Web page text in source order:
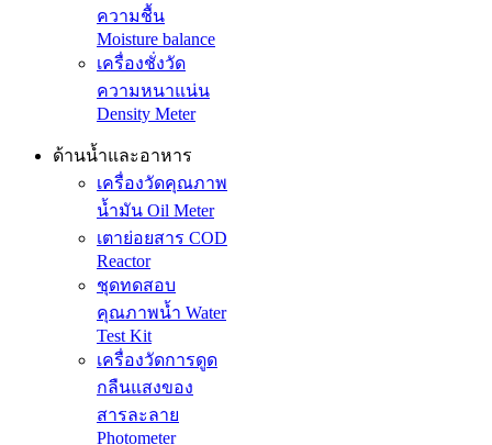
ความชื้น
Moisture balance
เครื่องชั่งวัด
ความหนาแน่น
Density Meter
ด้านน้ำและอาหาร
เครื่องวัดคุณภาพ
น้ำมัน Oil Meter
เตาย่อยสาร COD
Reactor
ชุดทดสอบ
คุณภาพน้ำ Water
Test Kit
เครื่องวัดการดูด
กลืนแสงของ
สารละลาย
Photometer